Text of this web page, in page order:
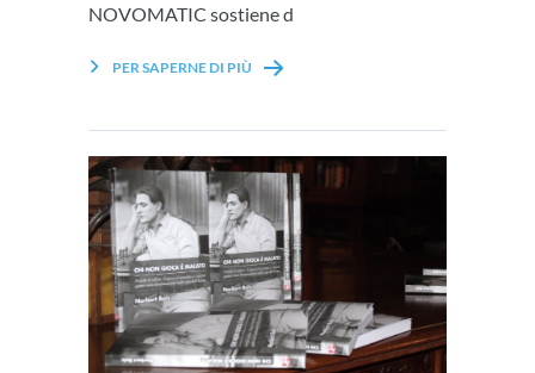
NOVOMATIC sostiene d
PER SAPERNE DI PIÙ